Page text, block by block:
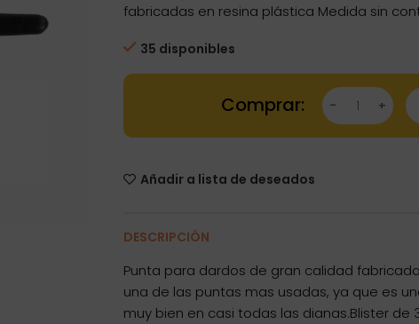
fabricadas en resina plástica Medida sin
35 disponibles
Dartstore Puntas Micro
Añadir a lista de deseados
DESCRIPCIÓN
Punta para dardos de gran calidad
una de las puntas mas usadas, ya que es
muy bien en casi todas las dianas.Blister de